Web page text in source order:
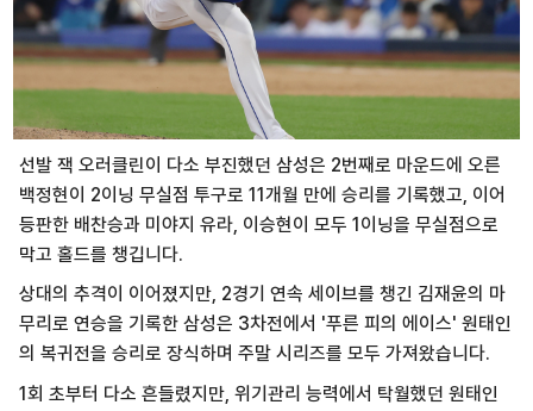
선발 잭 오러클린이 다소 부진했던 삼성은 2번째로 마운드에 오른
백정현이 2이닝 무실점 투구로 11개월 만에 승리를 기록했고, 이어
등판한 배찬승과 미야지 유라, 이승현이 모두 1이닝을 무실점으로
막고 홀드를 챙깁니다.
상대의 추격이 이어졌지만, 2경기 연속 세이브를 챙긴 김재윤의 마
무리로 연승을 기록한 삼성은 3차전에서 '푸른 피의 에이스' 원태인
의 복귀전을 승리로 장식하며 주말 시리즈를 모두 가져왔습니다.
1회 초부터 다소 흔들렸지만, 위기관리 능력에서 탁월했던 원태인